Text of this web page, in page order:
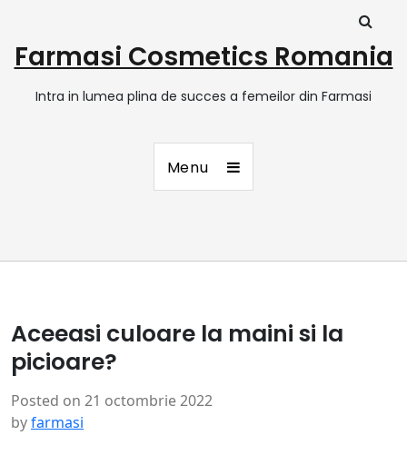
Farmasi Cosmetics Romania
Intra in lumea plina de succes a femeilor din Farmasi
Menu
Aceeasi culoare la maini si la
picioare?
Posted on 21 octombrie 2022
byfarmasi